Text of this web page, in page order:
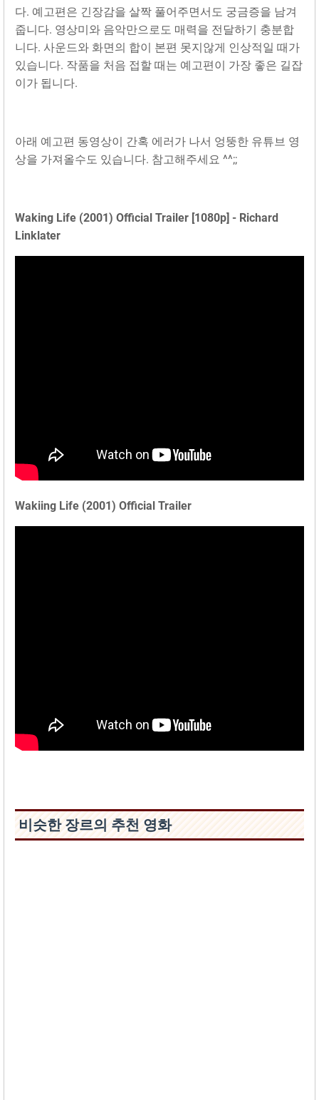
다. 예고편은 긴장감을 살짝 풀어주면서도 궁금증을 남겨
줍니다. 영상미와 음악만으로도 매력을 전달하기 충분합
니다. 사운드와 화면의 합이 본편 못지않게 인상적일 때가
있습니다. 작품을 처음 접할 때는 예고편이 가장 좋은 길잡
이가 됩니다.
아래 예고편 동영상이 간혹 에러가 나서 엉뚱한 유튜브 영
상을 가져올수도 있습니다. 참고해주세요 ^^;;
Waking Life (2001) Official Trailer [1080p] - Richard
Linklater
Wakiing Life (2001) Official Trailer
비슷한 장르의 추천 영화